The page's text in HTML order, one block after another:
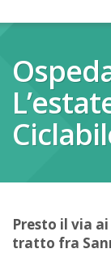
Presto il via
tratto fra